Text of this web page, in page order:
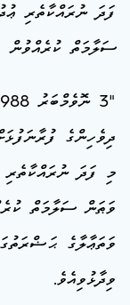
ފަދަ ނުރައްކާތެރި
ސަލާމަތް ކުރެއްވުން
ދިވެހިންގެ
މި ފަދަ ނުރައްކާތެރި
ވަޠަން ސަލާމަތް
ވަތަޢާލާގެ
ވިދާޅުވިއެވެ.